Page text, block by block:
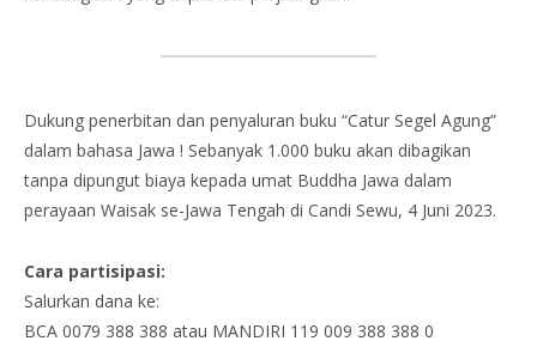
Dukung penerbitan dan penyaluran buku “Catur Segel Agung”
dalam bahasa Jawa ! Sebanyak 1.000 buku akan dibagikan
tanpa dipungut biaya kepada umat Buddha Jawa dalam
perayaan Waisak se-Jawa Tengah di Candi Sewu, 4 Juni 2023.
Cara partisipasi:
Salurkan dana ke:
BCA 0079 388 388 atau MANDIRI 119 009 388 388 0